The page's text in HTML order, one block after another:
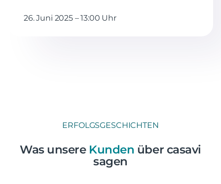
26. Juni 2025 – 13:00 Uhr
ERFOLGSGESCHICHTEN
Was unsere Kunden über casavi
sagen